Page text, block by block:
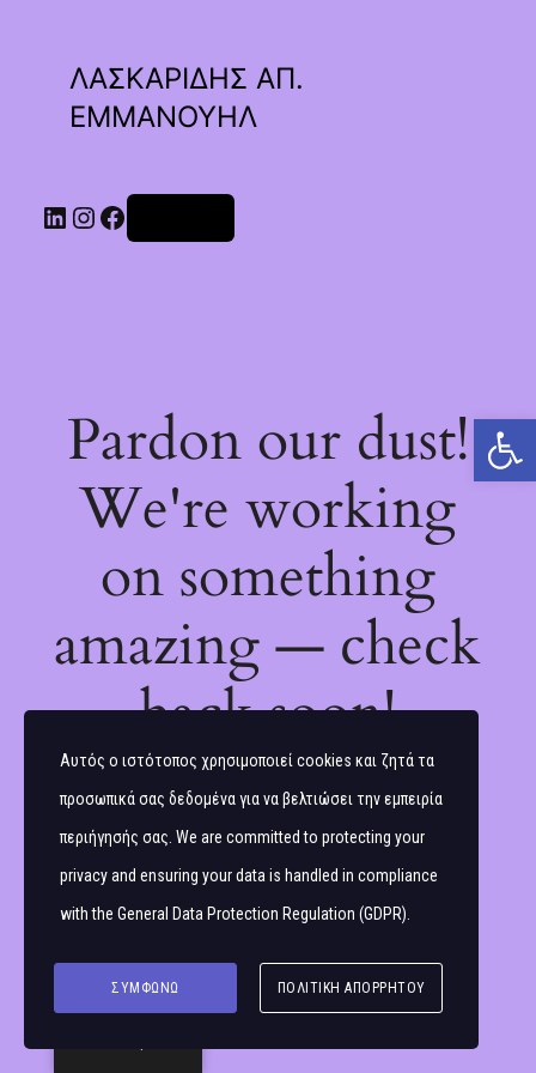
Ανοίξτε τη γραμμή εργαλείων
ΛΑΣΚΑΡΙΔΗΣ ΑΠ.
ΕΜΜΑΝΟΥΗΛ
Linkedin
Instagram
Facebook
Pardon our dust!
We're working
on something
amazing — check
back soon!
Αυτός ο ιστότοπος χρησιμοποιεί cookies και ζητά τα
προσωπικά σας δεδομένα για να βελτιώσει την εμπειρία
περιήγησής σας. We are committed to protecting your
privacy and ensuring your data is handled in compliance
with the General Data Protection Regulation (GDPR)
ΣΥΜΦΩΝΏ ΠΟΛΙΤΙΚΉ ΑΠΟΡΡΉΤΟΥ